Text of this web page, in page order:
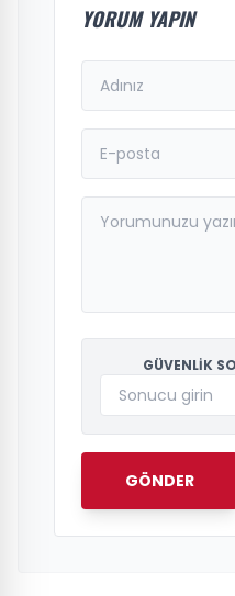
YORUM YAPIN
GÜVENLİK
GÖNDER